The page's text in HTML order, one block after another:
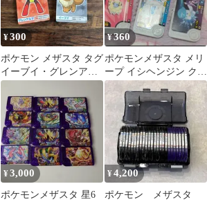
¥300
ポケモン メザスタ タグ
イーブイ・グレンアル
マ
¥360
ポケモンメザスタ メリ
ープ イシヘンジン クワ
ッスくら寿司グレンア
ルママグネット
¥3,000
ポケモンメザスタ 星6
¥4,200
ポケモン メザスタ